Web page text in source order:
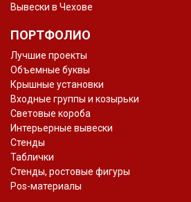
Вывески в Чехове
ПОРТФОЛИО
Лучшие проекты
Объемные буквы
Крышные установки
Входные группы и козырьки
Световые короба
Интерьерные вывески
Стенды
Таблички
Стенды, ростовые фигуры
Pos-материалы